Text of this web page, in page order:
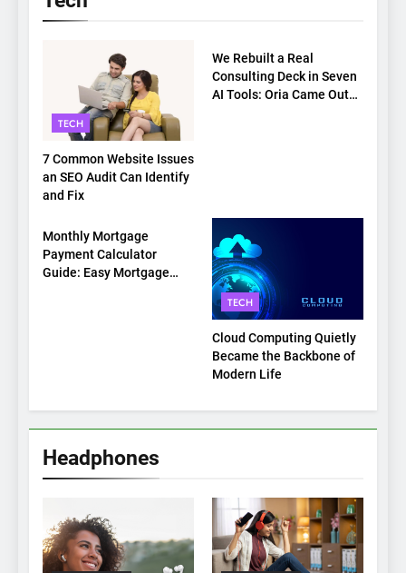
TECH
7 Common Website Issues
an SEO Audit Can Identify
and Fix
We Rebuilt a Real
Consulting Deck in Seven
AI Tools: Oria Came Out
TECH
Monthly Mortgage
Payment Calculator
Guide: Easy Mortgage
TECH
Cloud Computing Quietly
Became the Backbone of
Modern Life
Headphones